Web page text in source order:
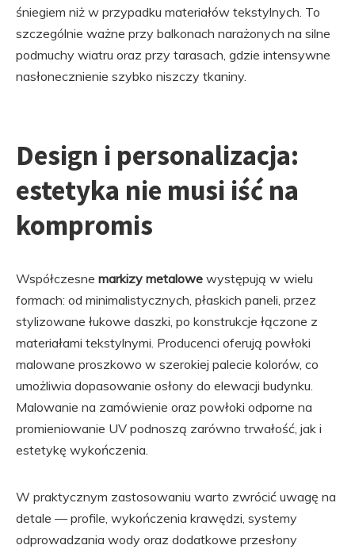
śniegiem niż w przypadku materiałów tekstylnych. To
szczególnie ważne przy balkonach narażonych na silne
podmuchy wiatru oraz przy tarasach, gdzie intensywne
nasłonecznienie szybko niszczy tkaniny.
Design i personalizacja:
estetyka nie musi iść na
kompromis
Współczesne markizy metalowe występują w wielu
formach: od minimalistycznych, płaskich paneli, przez
stylizowane łukowe daszki, po konstrukcje łączone z
materiałami tekstylnymi. Producenci oferują powłoki
malowane proszkowo w szerokiej palecie kolorów, co
umożliwia dopasowanie osłony do elewacji budynku.
Malowanie na zamówienie oraz powłoki odporne na
promieniowanie UV podnoszą zarówno trwałość, jak i
estetykę wykończenia.
W praktycznym zastosowaniu warto zwrócić uwagę na
detale — profile, wykończenia krawędzi, systemy
odprowadzania wody oraz dodatkowe przesłony